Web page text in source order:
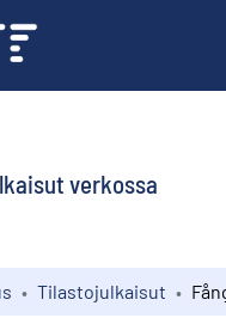
verkossa
Tilastojulkaisut